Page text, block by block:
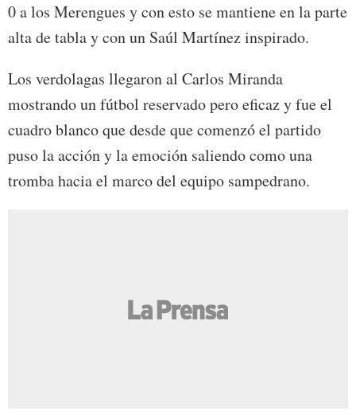
0 a los Merengues y con esto se mantiene en la parte
alta de tabla y con un Saúl Martínez inspirado.
Los verdolagas llegaron al Carlos Miranda
mostrando un fútbol reservado pero eficaz y fue el
cuadro blanco que desde que comenzó el partido
puso la acción y la emoción saliendo como una
tromba hacia el marco del equipo sampedrano.